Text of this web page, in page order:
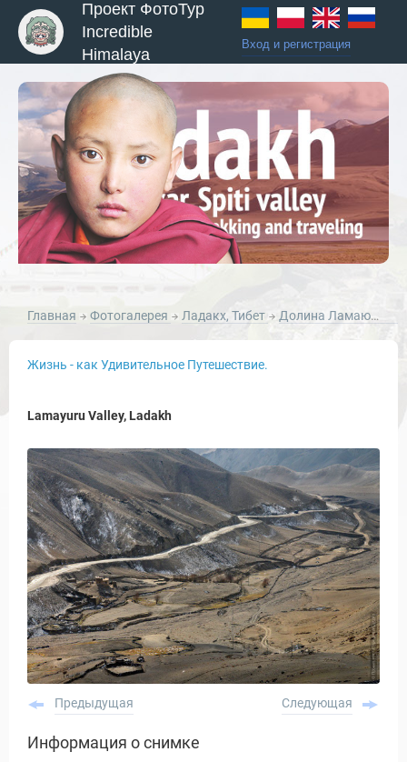
и Туры
Проект ФотоТур
Incredible
Himalaya
Вход и регистрация
Главная Фотогалерея Ладакх, Тибет Долина Ламаюру, Ладакх
Жизнь - как Удивительное Путешествие.
Lamayuru Valley, Ladakh
Предыдущая Следующая
Информация о снимке